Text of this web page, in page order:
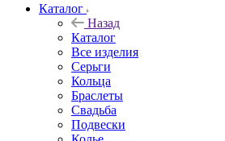
Каталог
Назад
Каталог
Все изделия
Серьги
Кольца
Браслеты
Свадьба
Подвески